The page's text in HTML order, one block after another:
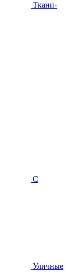
Ткани-
С
Уличные